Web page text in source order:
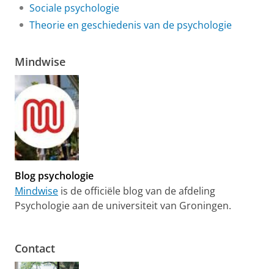
Sociale psychologie
Theorie en geschiedenis van de psychologie
Mindwise
Blog psychologie
Mindwise is de officiële blog van de afdeling
Psychologie aan de universiteit van Groningen.
Contact